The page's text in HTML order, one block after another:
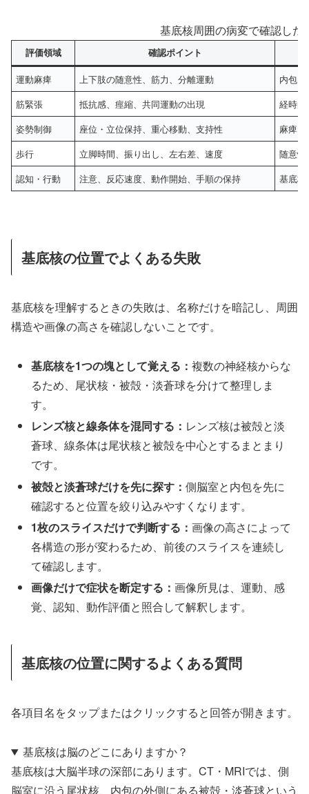
基底核周囲の病変で確認した
評価領域 確認ポイント
運動麻痺 上下肢の随意性、筋力、分離運動
内包
筋緊張
抵抗感、痙縮、共同運動の出現
経時
姿勢制御
座位・立位保持、重心移動、支持性
麻痺
歩行
立脚時間、振り出し、左右差、速度
随意
認知・行動
注意、反応速度、動作開始、手順の保持 基底
基底核の位置でよくある失敗
基底核を理解するときの失敗は、名称だけを暗記し、周囲
構造や画像の高さを確認しないことです。
基底核を1つの塊として覚える：複数の神経核からな
るため、尾状核・被殻・淡蒼球を分けて整理しま
す。
レンズ核と線条体を混同する： レンズ核は被殻と淡
蒼球、線条体は尾状核と被殻を中心とするまとまり
です。
被殻と淡蒼球だけを先に探す：側脳室と内包を先に
確認すると位置を絞り込みやすくなります。
1枚のスライスだけで判断する：画像の高さによって
各構造の形が変わるため、前後のスライスを連続し
て確認します。
画像だけで症状を断定する：画像所見は、運動、感
覚、認知、動作評価と照合して解釈します。
基底核の位置に関するよくある質問
各項目名をタップまたはクリックすると回答が開きます。
基底核は脳のどこにありますか？
基底核は大脳半球の深部にあります。CT・MRIでは、側
脳室に沿う尾状核、内包の外側にある被殻・淡蒼球という